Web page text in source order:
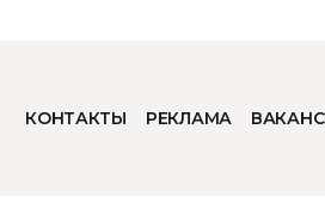
КОНТАКТЫ РЕКЛАМА